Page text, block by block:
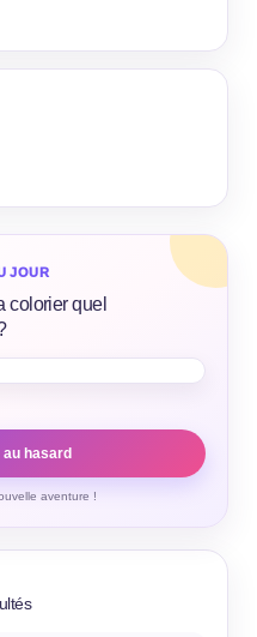
JOUR
colorier quel
hasard
aventure !